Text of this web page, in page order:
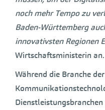
noch mehr Tempo zu
Baden-Württemberg
innovativsten Regionen
Wirtschaftsministerin an.
Während die Branche